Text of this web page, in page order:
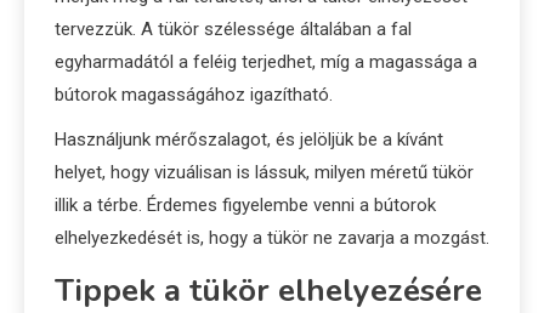
tervezzük. A tükör szélessége általában a fal
egyharmadától a feléig terjedhet, míg a magassága a
bútorok magasságához igazítható.
Használjunk mérőszalagot, és jelöljük be a kívánt
helyet, hogy vizuálisan is lássuk, milyen méretű tükör
illik a térbe. Érdemes figyelembe venni a bútorok
elhelyezkedését is, hogy a tükör ne zavarja a mozgást.
Tippek a tükör elhelyezésére